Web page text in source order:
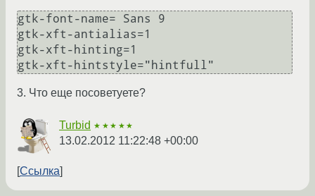
gtk-font-name= Sans 9
gtk-xft-antialias=1
gtk-xft-hinting=1
gtk-xft-hintstyle="hintfull"
3. Что еще посоветуете?
Turbid ★★★★★
13.02.2012 11:22:48 +00:00
Ссылка